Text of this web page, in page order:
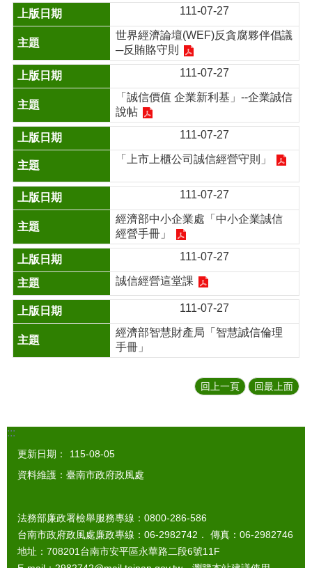
111-07-27
世界經濟論壇(WEF)反貪腐夥伴倡議
─反賄賂守則
111-07-27
「誠信價值 企業新利基」--企業誠信
說帖
111-07-27
「上市上櫃公司誠信經營守則」
111-07-27
經濟部中小企業處「中小企業誠信
經營手冊」
111-07-27
誠信經營這堂課
111-07-27
經濟部智慧財產局「智慧誠信倫理
手冊」
回上一頁 回最上面
:::
更新日期：
115-08-05
資料維護：臺南市政府政風處
法務部廉政署檢舉服務專線：0800-286-586
台南市政府政風處廉政專線：06-2982742． 傳真：06-2982746
地址：708201台南市安平區永華路二段6號11F